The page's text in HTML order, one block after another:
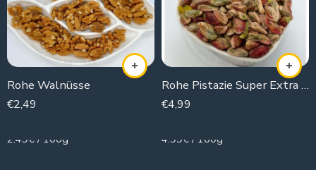
Rohe Walnüsse
€2,49
2.49€ / 100g
Rohe Pistazie Super Extra (Entabi)
€4,99
4.99€ / 100g